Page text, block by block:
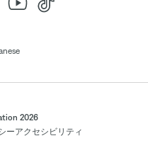
2026
ーアクセシビリティ